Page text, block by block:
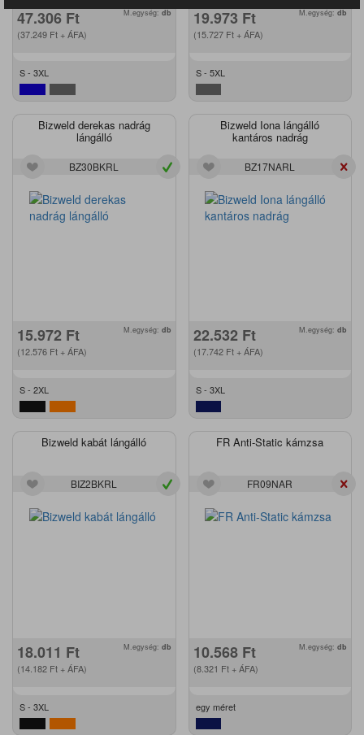
47.306 Ft
(37.249 Ft + ÁFA)
M.egység:db
S - 3XL
19.973 Ft
(15.727 Ft+ ÁFA)
M.egység:db
S - 5XL
Bizweld derekas nadrág
lángálló
BZ30BKRL
15.972 Ft
(12.576 Ft + ÁFA)
M.egység: db
S - 2XL
Bizweld Iona lángálló
kantáros nadrág
BZ17NARL
22.532 Ft
(17.742 Ft+ ÁFA)
M.egység: db
S - 3XL
Bizweld kabát lángálló
BIZ2BKRL
18.011 Ft
(14.182 Ft + ÁFA)
M.egység: db
S - 3XL
FR Anti-Static kámzsa
FR09NAR
10.568 Ft
(8.321 Ft+ ÁFA)
M.egység: db
egy méret